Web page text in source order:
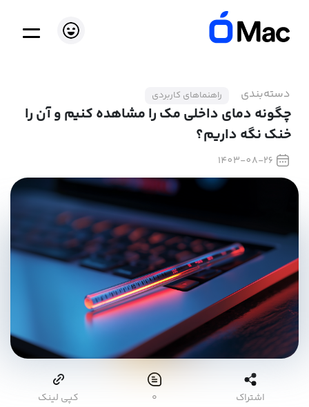
دسته‌بندی راهنماهای کاربردی
چگونه دمای داخلی مک را مشاهده کنیم و آن را
خنک نگه داریم؟
1403-08-26
اشتراک ۰ کپی لینک